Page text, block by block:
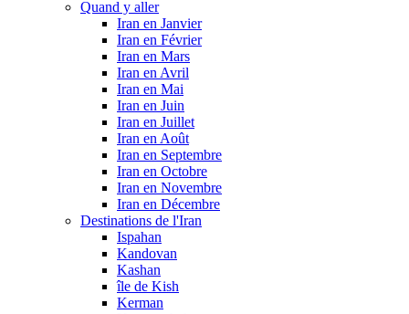
Quand y aller
Iran en Janvier
Iran en Février
Iran en Mars
Iran en Avril
Iran en Mai
Iran en Juin
Iran en Juillet
Iran en Août
Iran en Septembre
Iran en Octobre
Iran en Novembre
Iran en Décembre
Destinations de l'Iran
Ispahan
Kandovan
Kashan
île de Kish
Kerman